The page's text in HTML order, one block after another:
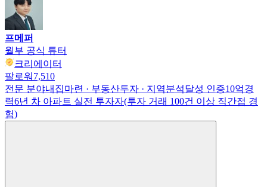
프메퍼
월부 공식 튜터
크리에이터
팔로워 7,510
전문 분야내집마련 · 부동산투자 · 지역분석달성 인증10억경
력6년 차 아파트 실전 투자자(투자 거래 100건 이상 직간접 경
험)